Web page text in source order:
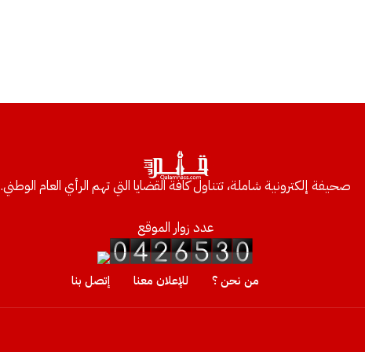
صحيفة إلكترونية شاملة، تتناول كافة القضايا التي تهم الرأي العام الوطني.
عدد زوار الموقع
من نحن ؟ للإعلان معنا إتصل بنا